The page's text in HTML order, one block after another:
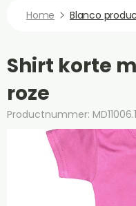
Home Blanco
Shirt korte
roze
Productnummer: MD11006.1